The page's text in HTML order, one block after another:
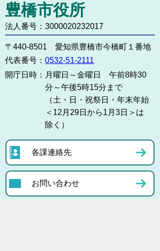
豊橋市役所
法人番号：3000020232017
〒440-8501 愛知県豊橋市今橋町１番地
代表番号： 0532-51-2111
開庁日時： 月曜日～金曜日 午前8時30
分～午後5時15分まで
（土・日・祝祭日・年末年始
＜12月29日から1月3日＞は
除く）
各課連絡先
お問い合わせ